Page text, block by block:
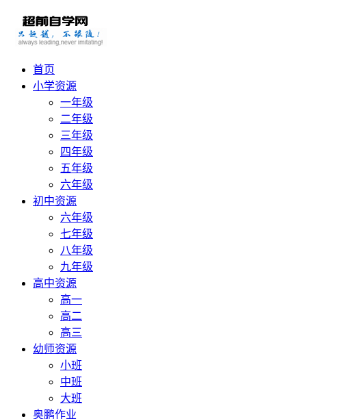
首页
小学资源
一年级
二年级
三年级
四年级
五年级
六年级
初中资源
六年级
七年级
八年级
九年级
高中资源
高一
高二
高三
幼师资源
小班
中班
大班
奥鹏作业